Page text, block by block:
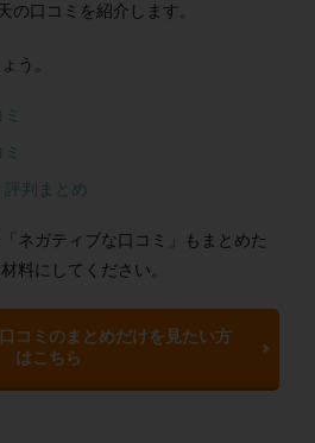
の口コミを紹介します。
う。
判まとめ
ネガティブな口コミ」もまとめた
料にしてください。
コミのまとめだけを見たい方
はこちら